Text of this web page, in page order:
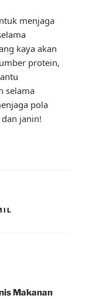
menjaga
kaya akan
protein,
selama
pola
janin!
Makanan